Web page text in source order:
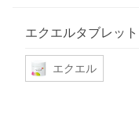
エクエルタブレット
エクエル